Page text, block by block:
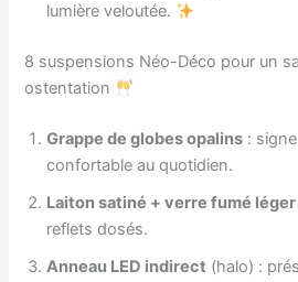
lumière veloutée.
8 suspensions Néo-Déco pour un
ostentation
Grappe de globes opalins :
confortable au quotidien.
Laiton satiné + verre fumé léger
reflets dosés.
Anneau LED indirect (halo) :